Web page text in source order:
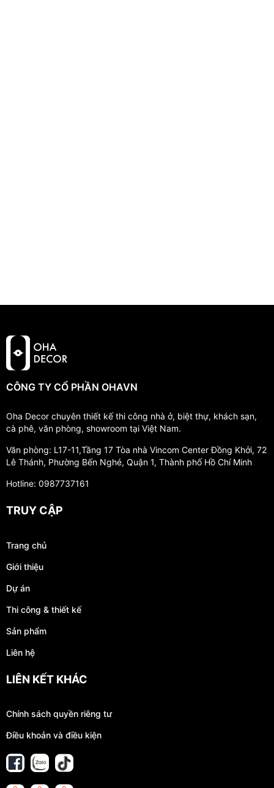
CÔNG TY CỔ PHẦN OHAVN
Oha Decor chuyên thiết kế thi công nhà ở, biệt thự, khách sạn,
cà phê, văn phòng, showroom tại Việt Nam.
Văn phòng: L17-11,Tầng 17 Tòa nhà Vincom Center Đồng Khởi, 72
Lê Thánh, Phường Bến Nghé, Quận 1, Thành phố Hồ Chí Minh
Hotline: 0987737161
TRUY CẬP
Trang chủ
Giới thiệu
Dự án
Thi công & thiết kế
Sản phẩm
Liên hệ
LIÊN KẾT KHÁC
Chính sách quyền riêng tư
Điều khoản và điều kiện